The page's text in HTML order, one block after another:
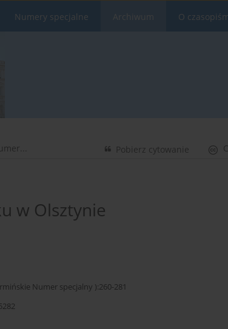
Numery specjalne Archiwum O
Pobierz cytowanie
w Olsztynie
Numer specjalny ):260-281